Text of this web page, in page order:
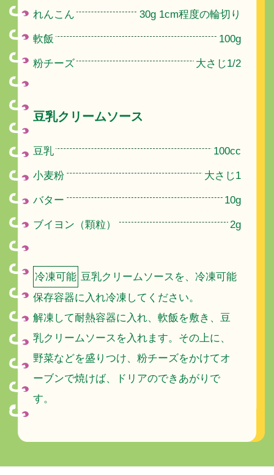
れんこん 30g 1cm程度の輪切り
軟飯 100g
粉チーズ 大さじ1/2
豆乳クリームソース
豆乳 100cc
小麦粉 大さじ1
バター 10g
ブイヨン（顆粒） 2g
冷凍可能 豆乳クリームソースを、冷凍可能
保存容器に入れ冷凍してください。
解凍して耐熱容器に入れ、軟飯を敷き、豆
乳クリームソースを入れます。その上に、
野菜などを盛りつけ、粉チーズをかけてオ
ーブンで焼けば、ドリアのできあがりで
す。